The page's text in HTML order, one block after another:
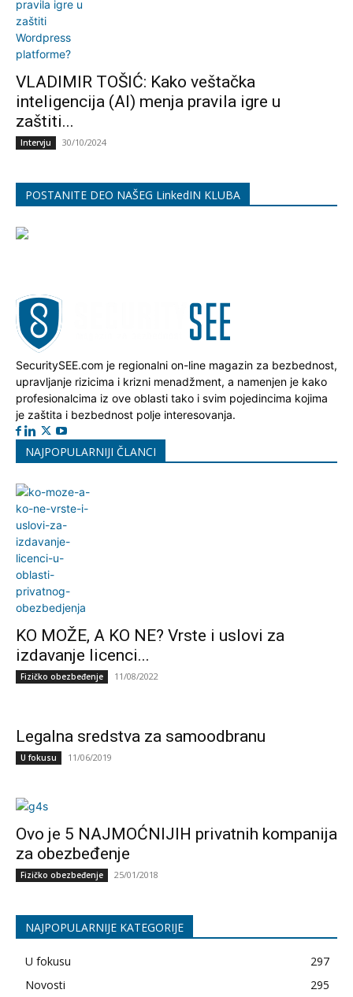
VLADIMIR TOŠIĆ: Kako veštačka
inteligencija (AI) menja pravila igre u
zaštiti...
Intervju 30/10/2024
POSTANITE DEO NAŠEG LinkedIN KLUBA
SecuritySEE.com je regionalni on-line magazin za bezbednost,
upravljanje rizicima i krizni menadžment, a namenjen je kako
profesionalcima iz ove oblasti tako i svim pojedincima kojima
je zaštita i bezbednost polje interesovanja.
NAJPOPULARNIJI ČLANCI
KO MOŽE, A KO NE? Vrste i uslovi za
izdavanje licenci...
Fizičko obezbeđenje 11/08/2022
Legalna sredstva za samoodbranu
U fokusu 11/06/2019
Ovo je 5 NAJMOĆNIJIH privatnih kompanija
za obezbeđenje
Fizičko obezbeđenje 25/01/2018
NAJPOPULARNIJE KATEGORIJE
U fokusu
297
Novosti
295